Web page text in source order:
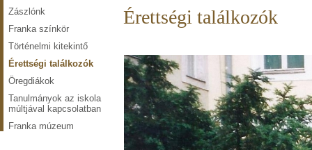
Zászlónk
Franka színkör
Történelmi kitekintő
Érettségi találkozók
Öregdiákok
Tanulmányok az iskola
múltjával kapcsolatban
Franka múzeum
Érettségi találkozók